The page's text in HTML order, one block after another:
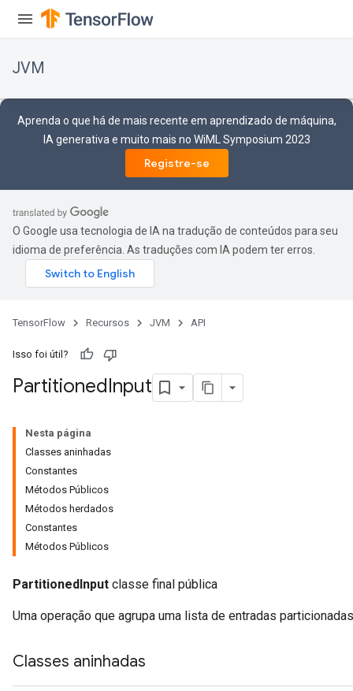
JVM
Aprenda o que há de mais recente em aprendizado de máquina,
IA generativa e muito mais no WiML Symposium 2023
Registre-se
O Google usa tecnologia de IA na tradução de conteúdos para seu
idioma de preferência. As traduções com IA podem ter erros.
TensorFlow Recursos JVM API
Isso foi útil?
PartitionedInput
Nesta página
Classes aninhadas
Constantes
Métodos Públicos
Métodos herdados
Constantes
Métodos Públicos
PartitionedInput classe final pública
Uma operação que agrupa uma lista de entradas
Classes aninhadas